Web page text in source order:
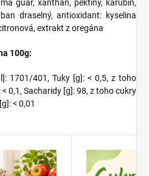
guar, xanthan, pektiny, karubin,
draselný, antioxidant: kyselina
extrakt z oregána
100g:
1701/401, Tuky [g]: < 0,5, z toho
0,1, Sacharidy [g]: 98, z toho cukry
< 0,01